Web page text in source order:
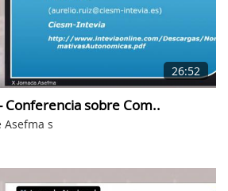
26:52
Conferencia sobre Com..
Asefma s